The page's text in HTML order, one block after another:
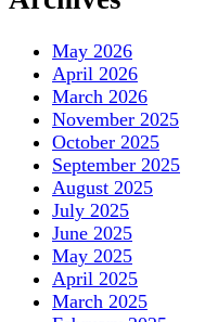
May 2026
April 2026
March 2026
November 2025
October 2025
September 2025
August 2025
July 2025
June 2025
May 2025
April 2025
March 2025